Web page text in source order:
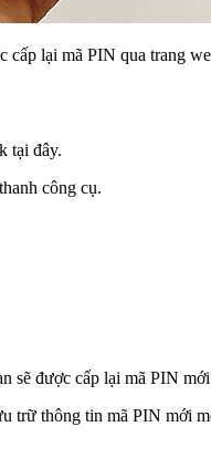
lại mã PIN qua trang
tại đây.
công cụ.
sẽ được cấp lại mã PIN
thông tin mã PIN mới